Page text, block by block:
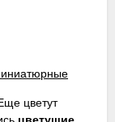
цветут